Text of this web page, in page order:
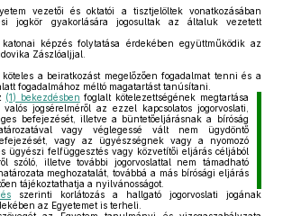
vezetői és oktatói a tisztjelöltek vonatkozásában
jogkör gyakorlására jogosultak az általuk vezetett
képzés folytatása érdekében együttműködik az
Zászlóaljjal.
a beiratkozást megelőzően fogadalmat tenni és a
fogadalmához méltó magatartást tanúsítani.
(1) bekezdésben foglalt kötelezettségének megtartása
jogsérelméről az ezzel kapcsolatos jogorvoslati,
befejezését, illetve a büntetőeljárásnak a bíróság
vagy véglegessé vált nem ügydöntő
vagy az ügyészségnek vagy a nyomozó
ügyészi felfüggesztés vagy közvetítői eljárás céljából
szóló, illetve további jogorvoslattal nem támadható
meghozatalát, továbbá a más bírósági eljárás
tájékoztathatja a nyilvánosságot.
szerinti korlátozás a hallgató jogorvoslati jogának
az Egyetemet is terheli.